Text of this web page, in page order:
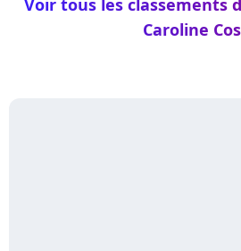
Voir tous les classements
Caroline